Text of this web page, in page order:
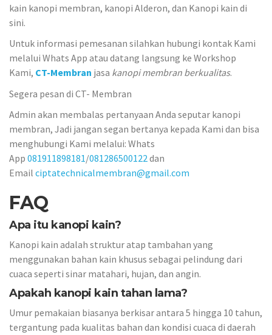
kain kanopi membran, kanopi Alderon, dan Kanopi kain di
sini.
Untuk informasi pemesanan silahkan hubungi kontak Kami
melalui Whats App atau datang langsung ke Workshop
Kami, CT-Membran jasa kanopi membran berkualitas.
Segera pesan di CT- Membran
Admin akan membalas pertanyaan Anda seputar kanopi
membran, Jadi jangan segan bertanya kepada Kami dan bisa
menghubungi Kami melalui: Whats
App 081911898181/081286500122dan
Email ciptatechnicalmembran@gmail.com
FAQ
Apa itu kanopi kain?
Kanopi kain adalah struktur atap tambahan yang
menggunakan bahan kain khusus sebagai pelindung dari
cuaca seperti sinar matahari, hujan, dan angin.
Apakah kanopi kain tahan lama?
Umur pemakaian biasanya berkisar antara 5 hingga 10 tahun,
tergantung pada kualitas bahan dan kondisi cuaca di daerah